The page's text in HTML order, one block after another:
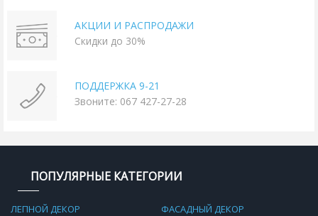
АКЦИИ И РАСПРОДАЖИ
Скидки до 30%
ПОДДЕРЖКА 9-21
Звоните: 067 427-27-28
ПОПУЛЯРНЫЕ КАТЕГОРИИ
ЛЕПНОЙ ДЕКОР
ФАСАДНЫЙ ДЕКОР